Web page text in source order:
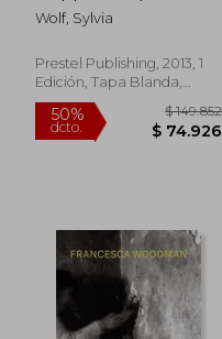
Polaroids (en Inglés)
Wolf, Sylvia
Prestel Publishing, 2013, 1
Edición, Tapa Blanda,
Nuevo